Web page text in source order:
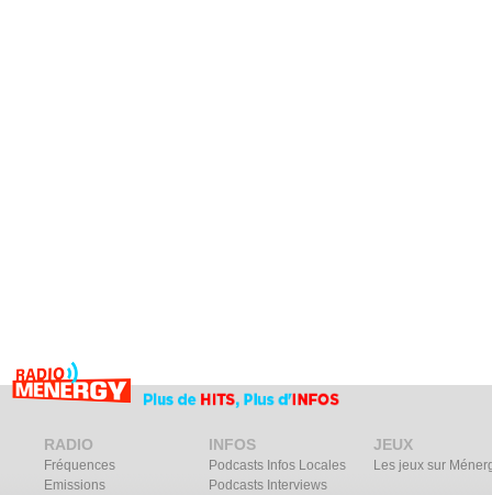
RADIO
Fréquences
Emissions
INFOS
Podcasts Infos Locales
Podcasts Interviews
JEUX
Les jeux sur